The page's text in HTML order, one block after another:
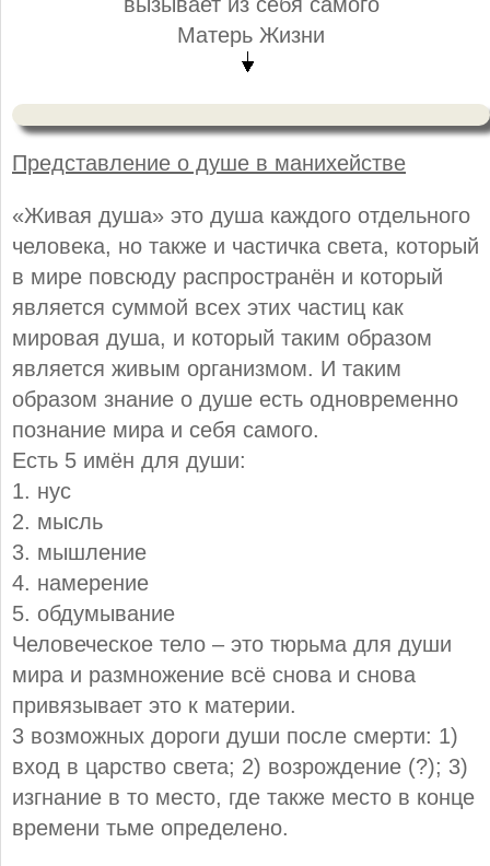
Матерь Жизни
Представление о душе в манихействе
«Живая душа» это душа каждого отдельного
человека, но также и частичка света, который
в мире повсюду распространён и который
является суммой всех этих частиц как
мировая душа, и который таким образом
является живым организмом. И таким
образом знание о душе есть одновременно
познание мира и себя самого.
Есть 5 имён для души:
1. нус
2. мысль
3. мышление
4. намерение
5. обдумывание
Человеческое тело – это тюрьма для души
мира и размножение всё снова и снова
привязывает это к материи.
3 возможных дороги души после смерти: 1)
вход в царство света; 2) возрождение (?); 3)
изгнание в то место, где также место в конце
времени тьме определено.